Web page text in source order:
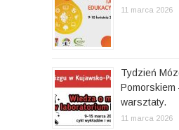
11 marca 2026
Tydzień
Pomorskiem
warsztaty.
11 marca 2026